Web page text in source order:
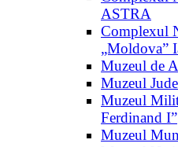
ASTRA
Complexul
„Moldova”
Muzeul de
Muzeul
Muzeul
Ferdinand I”
Muzeul